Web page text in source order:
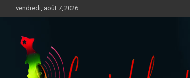
au
vendredi, août 7, 2026